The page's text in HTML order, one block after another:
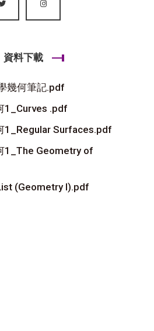
資料下載
幾何筆記.pdf
1_Curves .pdf
1_Regular Surfaces.pdf
1_The Geometry of
(Geometry I).pdf